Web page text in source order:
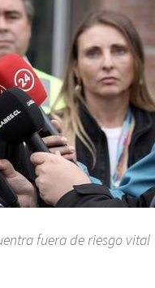
fuera de riesgo vital